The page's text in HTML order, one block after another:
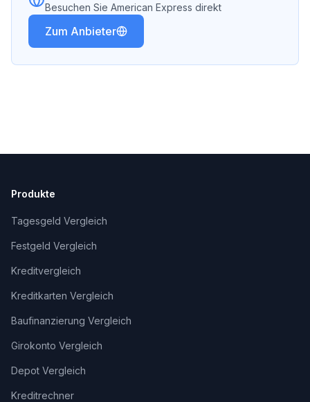
Besuchen Sie American Express direkt
Zum Anbieter
Produkte
Tagesgeld Vergleich
Festgeld Vergleich
Kreditvergleich
Kreditkarten Vergleich
Baufinanzierung Vergleich
Girokonto Vergleich
Depot Vergleich
Kreditrechner